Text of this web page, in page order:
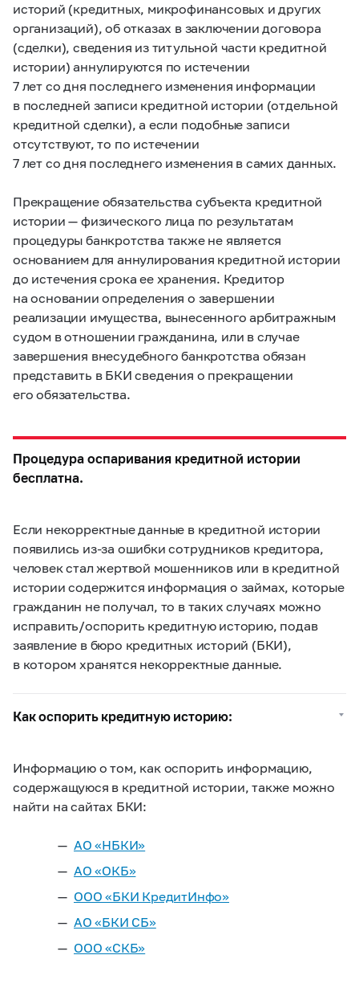
историй (кредитных, микрофинансовых и других
организаций), об отказах в заключении договора
(сделки), сведения из титульной части кредитной
истории) аннулируются по истечении
7 лет со дня последнего изменения информации
в последней записи кредитной истории (отдельной
кредитной сделки), а если подобные записи
отсутствуют, то по истечении
7 лет со дня последнего изменения в самих данных.
Прекращение обязательства субъекта кредитной
истории — физического лица по результатам
процедуры банкротства также не является
основанием для аннулирования кредитной истории
до истечения срока ее хранения. Кредитор
на основании определения о завершении
реализации имущества, вынесенного арбитражным
судом в отношении гражданина, или в случае
завершения внесудебного банкротства обязан
представить в БКИ сведения о прекращении
его обязательства.
Процедура оспаривания кредитной истории
бесплатна.
Если некорректные данные в кредитной истории
появились из-за ошибки сотрудников кредитора,
человек стал жертвой мошенников или в кредитной
истории содержится информация о займах, которые
гражданин не получал, то в таких случаях можно
исправить/оспорить кредитную историю, подав
заявление в бюро кредитных историй (БКИ),
в котором хранятся некорректные данные.
Как оспорить кредитную историю:
Информацию о том, как оспорить информацию,
содержащуюся в кредитной истории, также можно
найти на сайтах БКИ:
АО «НБКИ»
АО «ОКБ»
ООО «БКИ КредитИнфо»
АО «БКИ СБ»
ООО «СКБ»